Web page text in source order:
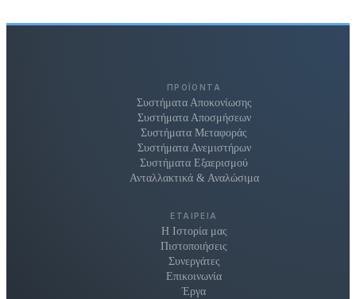
ΠΡΟΪΌΝΤΑ
Συστήματα Αποκονίωσης
Συστήματα Αποσμήσεων
Συστήματα Μεταφοράς
Συστήματα Ανεμιστήρων
Συστήματα Εξαερισμού
Ανταλλακτικά & Αναλώσιμα
ΕΤΑΙΡΕΊΑ
Η Ιστορία μας
Πιστοποιήσεις
Συνεργάτες
Επικοινωνία
Έργα